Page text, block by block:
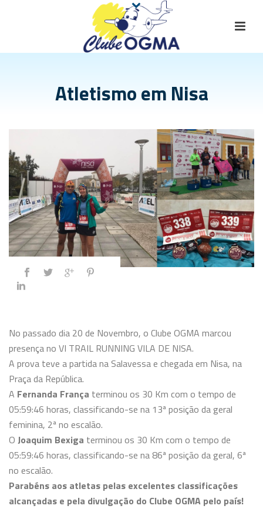
Atletismo em Nisa
No passado dia 20 de Novembro, o Clube OGMA marcou
presença no VI TRAIL RUNNING VILA DE NISA.
A prova teve a partida na Salavessa e chegada em Nisa, na
Praça da República.
A Fernanda França terminou os 30 Km com o tempo de
05:59:46 horas, classificando-se na 13ª posição da geral
feminina, 2ª no escalão.
O Joaquim Bexiga terminou os 30 Km com o tempo de
05:59:46 horas, classificando-se na 86ª posição da geral, 6ª
no escalão.
Parabéns aos atletas pelas excelentes classificações
alcançadas e pela divulgação do Clube OGMA pelo país!